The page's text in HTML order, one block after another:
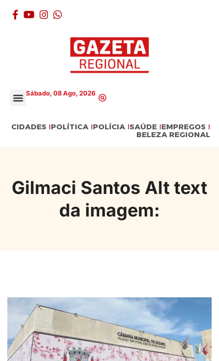
Sábado, 08 Ago, 2026
CIDADES POLÍTICA POLÍCIA SAÚDE EMPREGOS
BELEZA REGIONAL
Gilmaci Santos Alt text
da imagem: